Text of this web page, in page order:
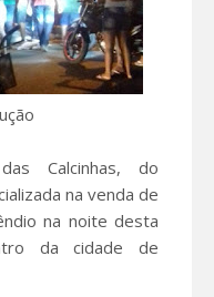
Calcinhas, do
na venda de
na noite desta
da cidade de